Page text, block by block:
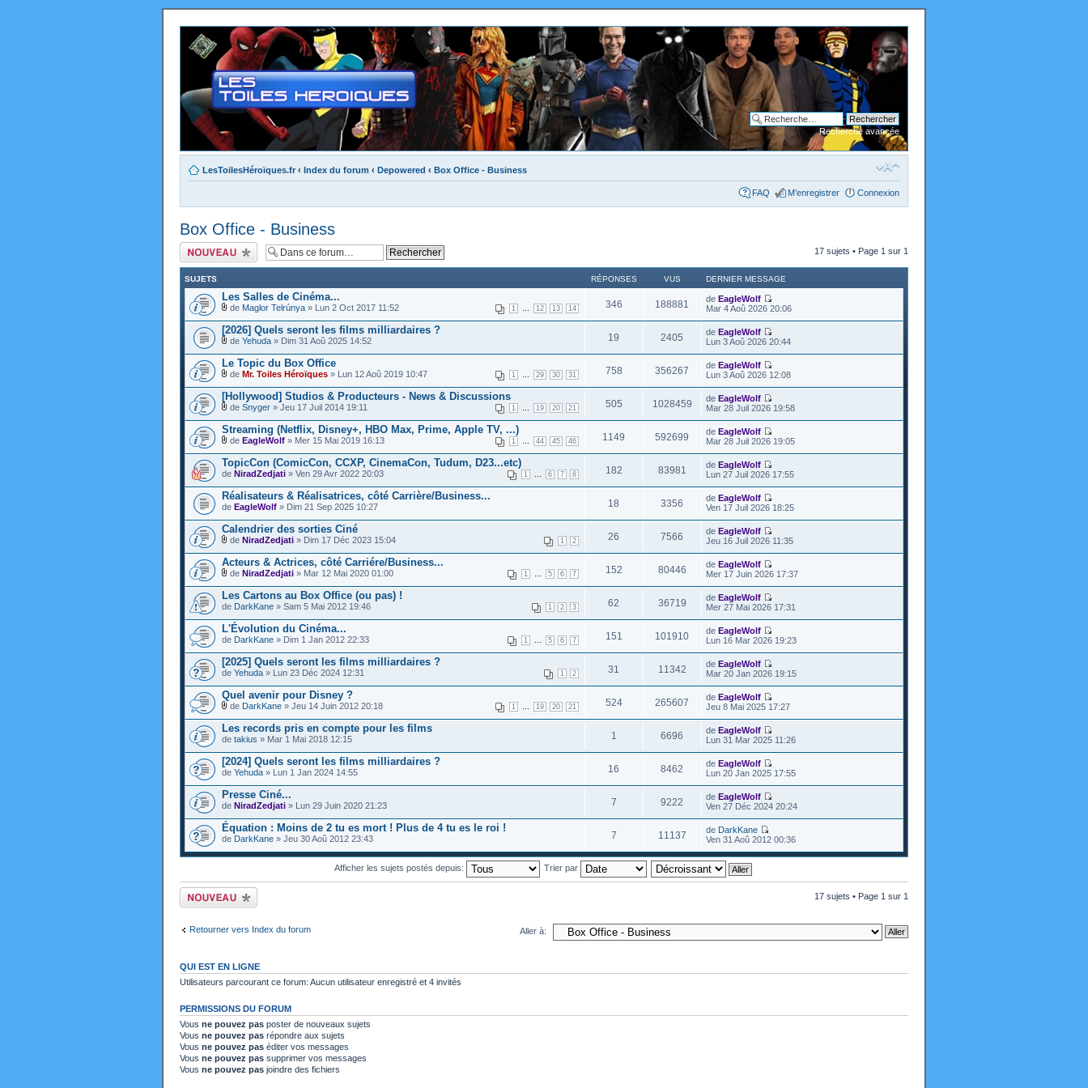
Recherche avancée
LesToilesHéroïques.fr ‹ Index du forum ‹ Depowered ‹ Box Office - Business
FAQ M’enregistrer Connexion
Box Office - Business
Ecrire un nouveau
sujet
17 sujets • Page 1 sur 1
SUJETS RÉPONSES VUS DERNIER MESSAGE
Les Salles de Cinéma...
1 12 13 14
de Maglor Telrúnya » Lun 2 Oct 2017 11:52 346 188881 de EagleWolf
Mar 4 Aoû 2026 20:06
[2026] Quels seront les films milliardaires ?
de Yehuda » Dim 31 Aoû 2025 14:52 19 2405 de EagleWolf
Lun 3 Aoû 2026 20:44
Le Topic du Box Office
1 29 30 31
de Mr. Toiles Héroïques » Lun 12 Aoû 2019 10:47 758 356267 de EagleWolf
Lun 3 Aoû 2026 12:08
[Hollywood] Studios & Producteurs - News & Discussions
1 19 20 21
de Snyger » Jeu 17 Juil 2014 19:11 505 1028459 de EagleWolf
Mar 28 Juil 2026 19:58
Streaming (Netflix, Disney+, HBO Max, Prime, Apple TV, ...)
1 44 45 46
de EagleWolf » Mer 15 Mai 2019 16:13 1149 592699 de EagleWolf
Mar 28 Juil 2026 19:05
TopicCon (ComicCon, CCXP, CinemaCon, Tudum, D23...etc)
1 6 7 8
de NiradZedjati » Ven 29 Avr 2022 20:03 182 83981 de EagleWolf
Lun 27 Juil 2026 17:55
Réalisateurs & Réalisatrices, côté Carrière/Business...
de EagleWolf » Dim 21 Sep 2025 10:27 18 3356 de EagleWolf
Ven 17 Juil 2026 18:25
Calendrier des sorties Ciné
1 2
de NiradZedjati » Dim 17 Déc 2023 15:04 26 7566 de EagleWolf
Jeu 16 Juil 2026 11:35
Acteurs & Actrices, côté Carriére/Business...
1 5 6 7
de NiradZedjati » Mar 12 Mai 2020 01:00 152 80446 de EagleWolf
Mer 17 Juin 2026 17:37
Les Cartons au Box Office (ou pas) !
1 2 3
de DarkKane » Sam 5 Mai 2012 19:46 62 36719 de EagleWolf
Mer 27 Mai 2026 17:31
L'Évolution du Cinéma...
1 5 6 7
de DarkKane » Dim 1 Jan 2012 22:33 151 101910 de EagleWolf
Lun 16 Mar 2026 19:23
[2025] Quels seront les films milliardaires ?
1 2
de Yehuda » Lun 23 Déc 2024 12:31 31 11342 de EagleWolf
Mar 20 Jan 2026 19:15
Quel avenir pour Disney ?
1 19 20 21
de DarkKane » Jeu 14 Juin 2012 20:18 524 265607 de EagleWolf
Jeu 8 Mai 2025 17:27
Les records pris en compte pour les films
de takius » Mar 1 Mai 2018 12:15 1 6696 de EagleWolf
Lun 31 Mar 2025 11:26
[2024] Quels seront les films milliardaires ?
de Yehuda » Lun 1 Jan 2024 14:55 16 8462 de EagleWolf
Lun 20 Jan 2025 17:55
Presse Ciné...
de NiradZedjati » Lun 29 Juin 2020 21:23 7 9222 de EagleWolf
Ven 27 Déc 2024 20:24
Équation : Moins de 2 tu es mort ! Plus de 4 tu es le roi !
de DarkKane » Jeu 30 Aoû 2012 23:43 7 11137 de DarkKane
Ven 31 Aoû 2012 00:36
Afficher les sujets postés depuis: Trier par
Ecrire un nouveau
sujet
17 sujets • Page 1 sur 1
Retourner vers Index du forum Aller à:
QUI EST EN LIGNE
Utilisateurs parcourant ce forum: Aucun utilisateur enregistré et 4 invités
PERMISSIONS DU FORUM
Vous ne pouvez pas poster de nouveaux sujets
Vous ne pouvez pas répondre aux sujets
Vous ne pouvez pas éditer vos messages
Vous ne pouvez pas supprimer vos messages
Vous ne pouvez pas joindre des fichiers